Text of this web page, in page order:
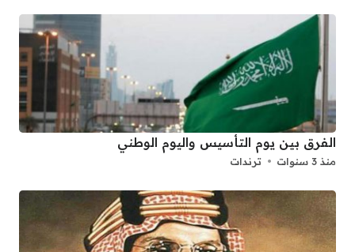
الفرق بين يوم التأسيس واليوم الوطني
منذ 3 سنوات ترندات